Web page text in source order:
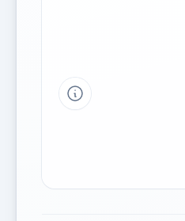
Tipp a grafikon